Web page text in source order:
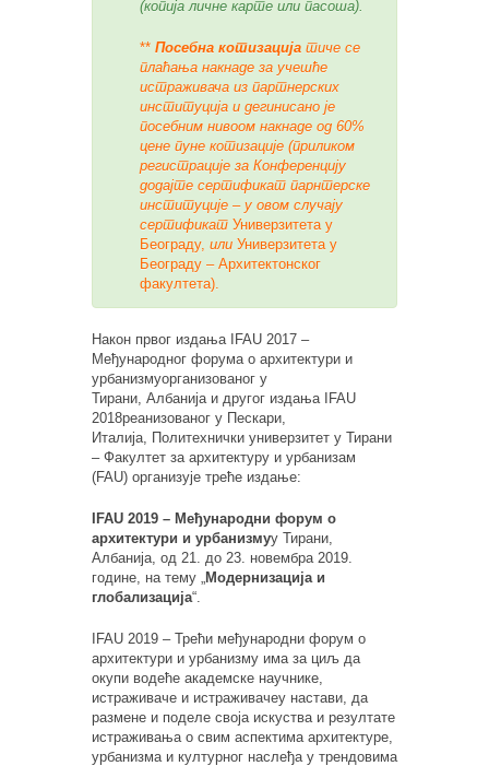
(копија личне карте или пасоша).
** Посебна котизација тиче се
плаћања накнаде за учешће
истраживача из партнерских
институција и дегинисано је
посебним нивоом накнаде од 60%
цене пуне котизације (приликом
регистрације за Конференцију
додајте сертификат парнтерске
институције – у овом случају
сертификат Универзитета у
Београду, или Универзитета у
Београду – Архитектонског
факултета).
Након првог издања
IFAU 2017 –
Међународног форума о архитектури и
урбанизмуорганизованог у
Тирани, Албанија и другог издања IFAU
2018реанизованог у Пескари,
Италија,
Политехнички универзитет у Тирани
– Факултет за архитектуру и урбанизам
(FAU) организује треће издање:
IFAU 2019 – Међународни форум о
архитектури и урбанизмуу Тирани,
Албанија, од 21. до 23. новембра 2019.
године, на тему „
Модернизација и
глобализација“.
IFAU 2019 – Трећи међународни форум о
архитектури и урбанизму има за циљ да
окупи водеће академске научнике,
истраживаче и истраживачеу настави, да
размене и поделе своја искуства и резултате
истраживања о свим аспектима архитектуре,
урбанизма и културног наслеђа у трендовима